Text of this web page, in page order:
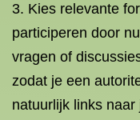
3. Kies relevante
participeren door
vragen of
zodat je een
natuurlijk links